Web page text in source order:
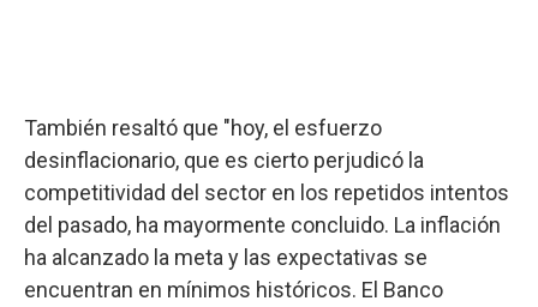
También resaltó que "hoy, el esfuerzo
desinflacionario, que es cierto perjudicó la
competitividad del sector en los repetidos intentos
del pasado, ha mayormente concluido. La inflación
ha alcanzado la meta y las expectativas se
encuentran en mínimos históricos. El Banco